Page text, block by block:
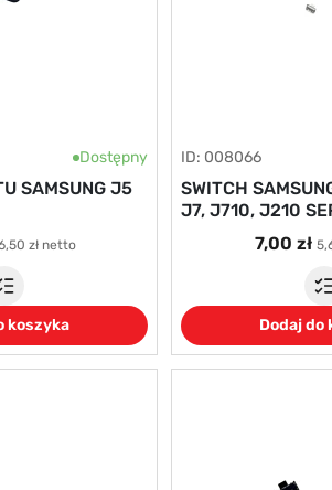
Dostępny
SAMSUNG J5
zł netto
koszyka
ID: 008066
SWITCH
J7, J710, J210
7,00 zł
Dodaj do